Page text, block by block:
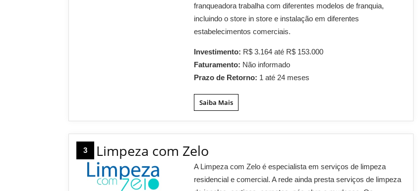
franqueadora trabalha com diferentes modelos de franquia,
incluindo o store in store e instalação em diferentes
estabelecimentos comerciais.
Investimento: R$ 3.164 até R$ 153.000
Faturamento: Não informado
Prazo de Retorno: 1 até 24 meses
Saiba Mais
3 Limpeza com Zelo
A Limpeza com Zelo é especialista em serviços de limpeza
residencial e comercial. A rede ainda presta serviços de limpeza